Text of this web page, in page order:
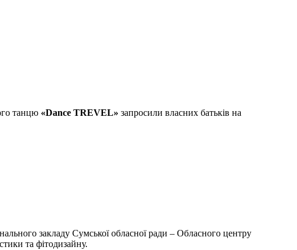
танцю «Dance TREVEL» запросили власних батьків на
закладу Сумської обласної ради – Обласного центру
та фітодизайну.